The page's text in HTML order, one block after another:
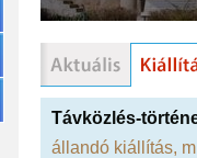
Távközlés-
állandó kiállítás,